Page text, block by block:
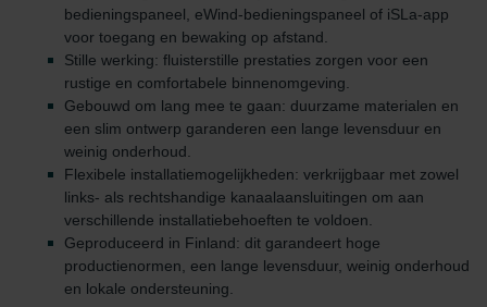
bedieningspaneel, eWind-bedieningspaneel of iSLa-app
voor toegang en bewaking op afstand.
Stille werking: fluisterstille prestaties zorgen voor een
rustige en comfortabele binnenomgeving.
Gebouwd om lang mee te gaan: duurzame materialen en
een slim ontwerp garanderen een lange levensduur en
weinig onderhoud.
Flexibele installatiemogelijkheden: verkrijgbaar met zowel
links- als rechtshandige kanaalaansluitingen om aan
verschillende installatiebehoeften te voldoen.
Geproduceerd in Finland: dit garandeert hoge
productienormen, een lange levensduur, weinig onderhoud
en lokale ondersteuning.